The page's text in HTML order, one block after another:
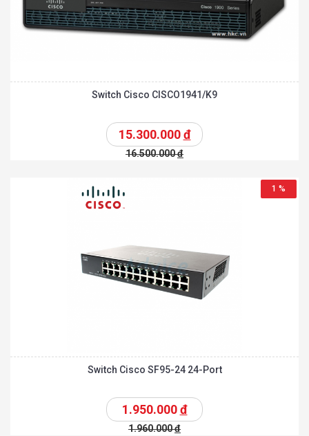
Switch Cisco CISCO1941/K9
15.300.000đ
16.500.000đ
1 %
Switch Cisco SF95-24 24-Port
1.950.000đ
1.960.000đ